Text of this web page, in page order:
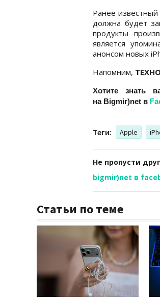
Ранее известный
должна будет
продукты
является
анонсом новых
Напомним,
Хотите знать
на Bigmir)net в
Теги: Apple
Не пропусти
bigmir)net в
Статьи по теме